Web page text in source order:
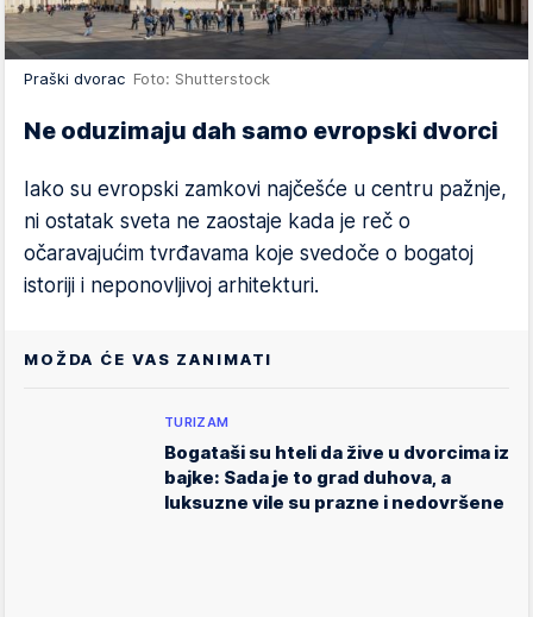
Praški dvorac Foto: Shutterstock
Ne oduzimaju dah samo evropski dvorci
Iako su evropski zamkovi najčešće u centru pažnje,
ni ostatak sveta ne zaostaje kada je reč o
očaravajućim tvrđavama koje svedoče o bogatoj
istoriji i neponovljivoj arhitekturi.
MOŽDA ĆE VAS ZANIMATI
TURIZAM
Bogataši su hteli da žive u dvorcima iz
bajke: Sada je to grad duhova, a
luksuzne vile su prazne i nedovršene